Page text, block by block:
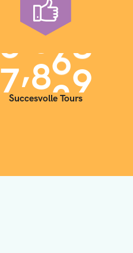
7,000
Succesvolle Tours